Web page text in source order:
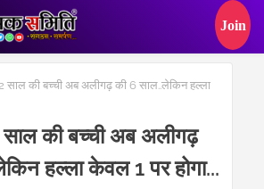
साल की बच्ची अब अलीगढ़ की 6 साल..लेकिन हल्ला
की बच्ची अब अलीगढ़
हल्ला केवल 1 पर होगा...